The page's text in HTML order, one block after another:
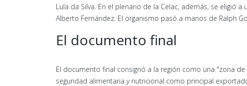
Lula da Silva. En el plenario de la Celac, además, se
Alberto Fernández. El organismo pasó a manos de Ralph
El documento final
El documento final consignó a la región como una "zona
seguridad alimentaria y nutricional como principal